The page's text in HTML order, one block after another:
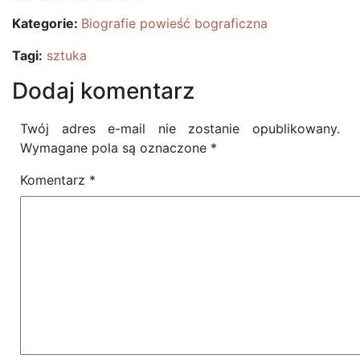
Kategorie: Biografie powieść bograficzna
Tagi: sztuka
Dodaj komentarz
Twój adres e-mail nie zostanie opublikowany.
Wymagane pola są oznaczone *
Komentarz *